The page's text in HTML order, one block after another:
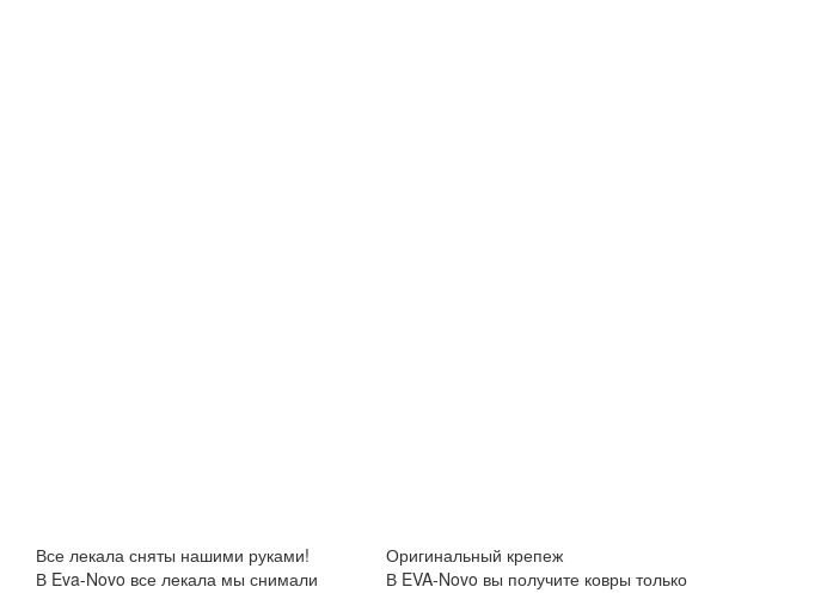
Все лекала сняты нашими руками!
В Eva-Novo все лекала мы снимали
Оригинальный крепеж
В EVA-Novo вы получите ковры только